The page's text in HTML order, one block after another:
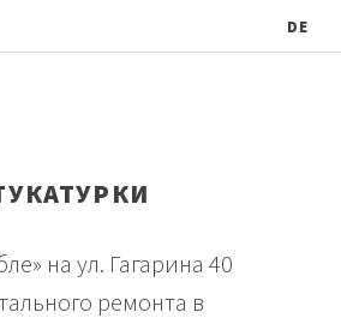
DE
на ул. Гагарина 40
ремонта в